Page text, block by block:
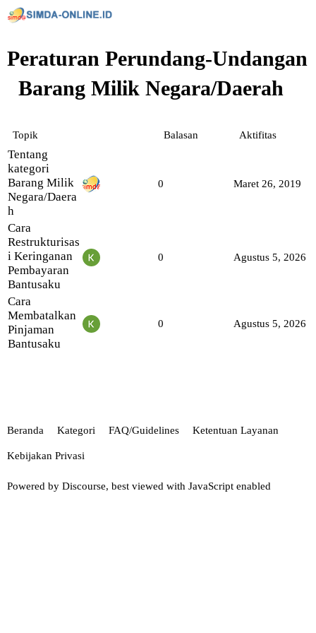
Peraturan Perundang-Undangan
Barang Milik Negara/Daerah
Topik Balasan Aktifitas
Tentang
kategori
Barang Milik
Negara/Daera
h
0 Maret 26, 2019
Cara
Restrukturisas
i Keringanan
Pembayaran
Bantusaku
0 Agustus 5, 2026
Cara
Membatalkan
Pinjaman
Bantusaku
0 Agustus 5, 2026
Beranda Kategori FAQ/Guidelines Ketentuan Layanan
Kebijakan Privasi
Powered by Discourse, best viewed with JavaScript enabled